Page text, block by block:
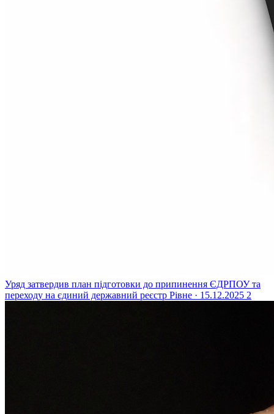
Уряд затвердив план підготовки до припинення ЄДРПОУ та
переходу на єдиний державний реєстр Рівне · 15.12.2025 2